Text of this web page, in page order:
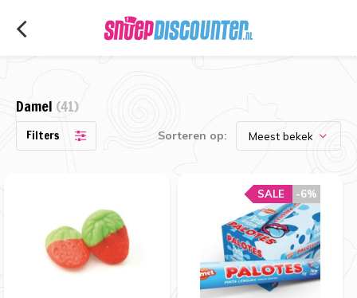
Damel (41)
Filters Sorteren op:
-6%
SALE -6%
SALE